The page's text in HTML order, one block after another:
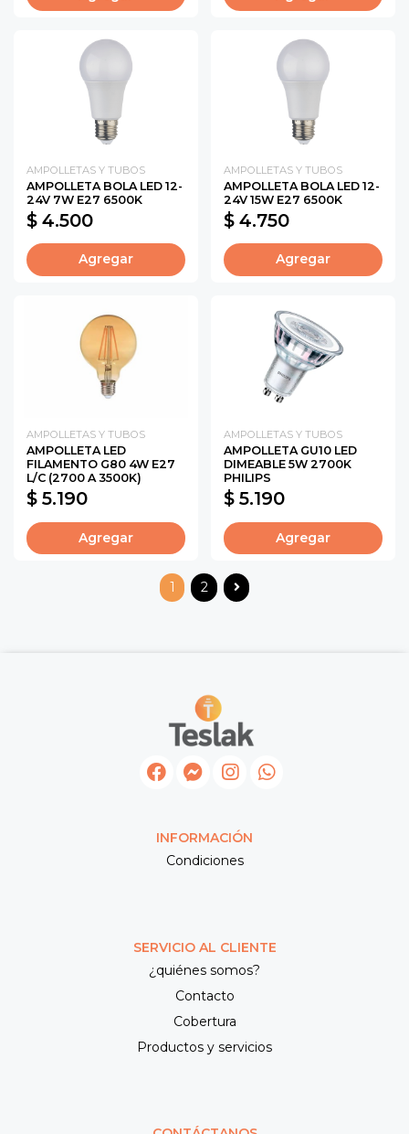
AMPOLLETAS Y TUBOS
AMPOLLETA BOLA LED 12-
24V 7W E27 6500K
$ 4.500
Agregar
AMPOLLETAS Y TUBOS
AMPOLLETA BOLA LED 12-
24V 15W E27 6500K
$ 4.750
Agregar
AMPOLLETAS Y TUBOS
AMPOLLETA LED
FILAMENTO G80 4W E27
L/C (2700 A 3500K)
$ 5.190
Agregar
AMPOLLETAS Y TUBOS
AMPOLLETA GU10 LED
DIMEABLE 5W 2700K
PHILIPS
$ 5.190
Agregar
1 2
INFORMACIÓN
Condiciones
SERVICIO AL CLIENTE
¿quiénes somos?
Contacto
Cobertura
Productos y servicios